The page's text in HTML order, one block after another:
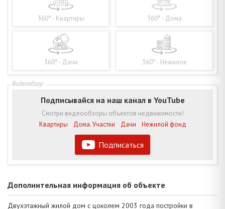
360° - Квартиры 360° - Дома
360° - Дачи 360° - Нежилое
Подписаться
Подписывайся на наш канал в YouTube
Смотри видеообзоры объектов недвижимости!
Квартиры
Дома. Участки Дачи Нежилой фонд
Дополнительная информация об объекте
Двухэтажный жилой дом с цоколем 2003 года постройки в